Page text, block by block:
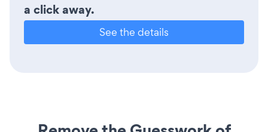
a click away.
See the details